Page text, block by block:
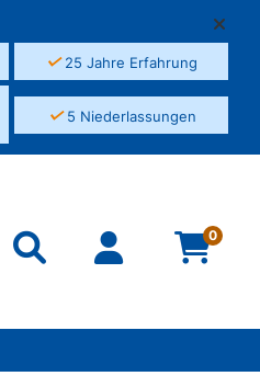
✓25 Jahre Erfahrung
✓5 Niederlassungen
0